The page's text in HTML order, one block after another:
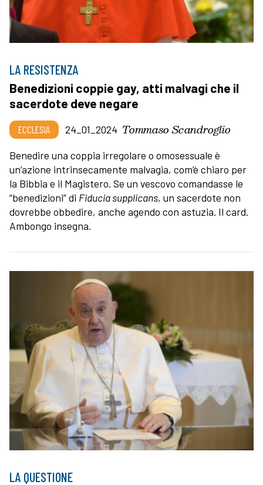
LA RESISTENZA
Benedizioni coppie gay, atti malvagi che il
sacerdote deve negare
ECCLESIA 24_01_2024 Tommaso Scandroglio
Benedire una coppia irregolare o omosessuale è
un’azione intrinsecamente malvagia, com’è chiaro per
la Bibbia e il Magistero. Se un vescovo comandasse le
“benedizioni” di Fiducia supplicans, un sacerdote non
dovrebbe obbedire, anche agendo con astuzia. Il card.
Ambongo insegna.
LA QUESTIONE